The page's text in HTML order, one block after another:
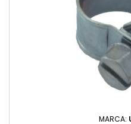
MARCA: